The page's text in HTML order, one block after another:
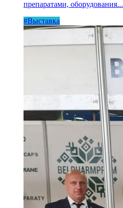
препаратами, оборудования...
#Выставка